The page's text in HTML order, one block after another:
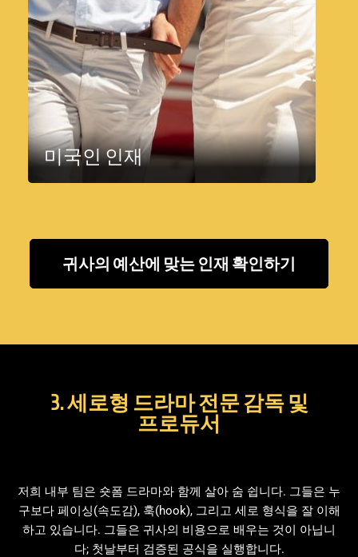
미국인 인재
귀사의 예산에 맞는 인재 확인하기
3. 세로형 드라마 전문 감독 및
프로듀서
저희 내부 팀은 숏폼 드라마와 함께 살아 숨 쉽니다. 그들은 누
구보다 페이싱(속도감), 훅(hook), 그리고 세로 형식을 잘 이해
하고 있습니다. 그들은 귀사의 비용으로 배우는 것이 아닙니
다; 첫날부터 검증된 공식을 실행합니다.